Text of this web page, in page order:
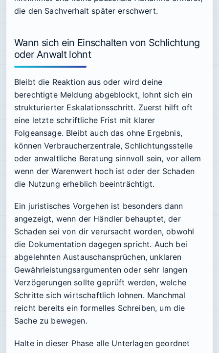
die den Sachverhalt später erschwert.
Wann sich ein Einschalten von Schlichtung
oder Anwalt lohnt
Bleibt die Reaktion aus oder wird deine
berechtigte Meldung abgeblockt, lohnt sich ein
strukturierter Eskalationsschritt. Zuerst hilft oft
eine letzte schriftliche Frist mit klarer
Folgeansage. Bleibt auch das ohne Ergebnis,
können Verbraucherzentrale, Schlichtungsstelle
oder anwaltliche Beratung sinnvoll sein, vor allem
wenn der Warenwert hoch ist oder der Schaden
die Nutzung erheblich beeinträchtigt.
Ein juristisches Vorgehen ist besonders dann
angezeigt, wenn der Händler behauptet, der
Schaden sei von dir verursacht worden, obwohl
die Dokumentation dagegen spricht. Auch bei
abgelehnten Austauschansprüchen, unklaren
Gewährleistungsargumenten oder sehr langen
Verzögerungen sollte geprüft werden, welche
Schritte sich wirtschaftlich lohnen. Manchmal
reicht bereits ein formelles Schreiben, um die
Sache zu bewegen.
Halte in dieser Phase alle Unterlagen geordnet